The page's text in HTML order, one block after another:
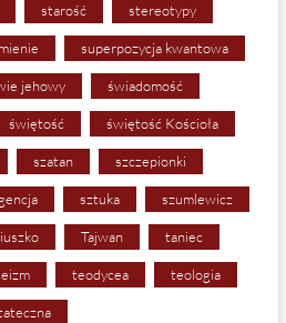
starość stereotypy
superpozycja kwantowa
jehowy świadomość
świętość świętość Kościoła
szatan szczepionki
sztuka szumlewicz
Tajwan taniec
teodycea teologia